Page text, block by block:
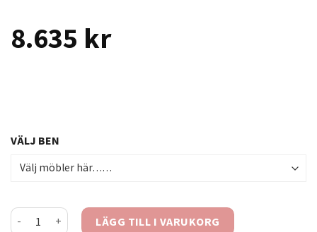
8.635 kr
VÄLJ BEN
Gaga fåtölj - tyg nektar blue mängd
LÄGG TILL I VARUKORG